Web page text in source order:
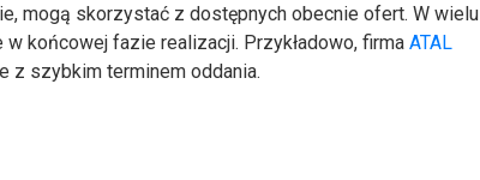
mogą skorzystać z dostępnych obecnie ofert. W wielu
końcowej fazie realizacji. Przykładowo, firmaATAL
z szybkim terminem oddania.